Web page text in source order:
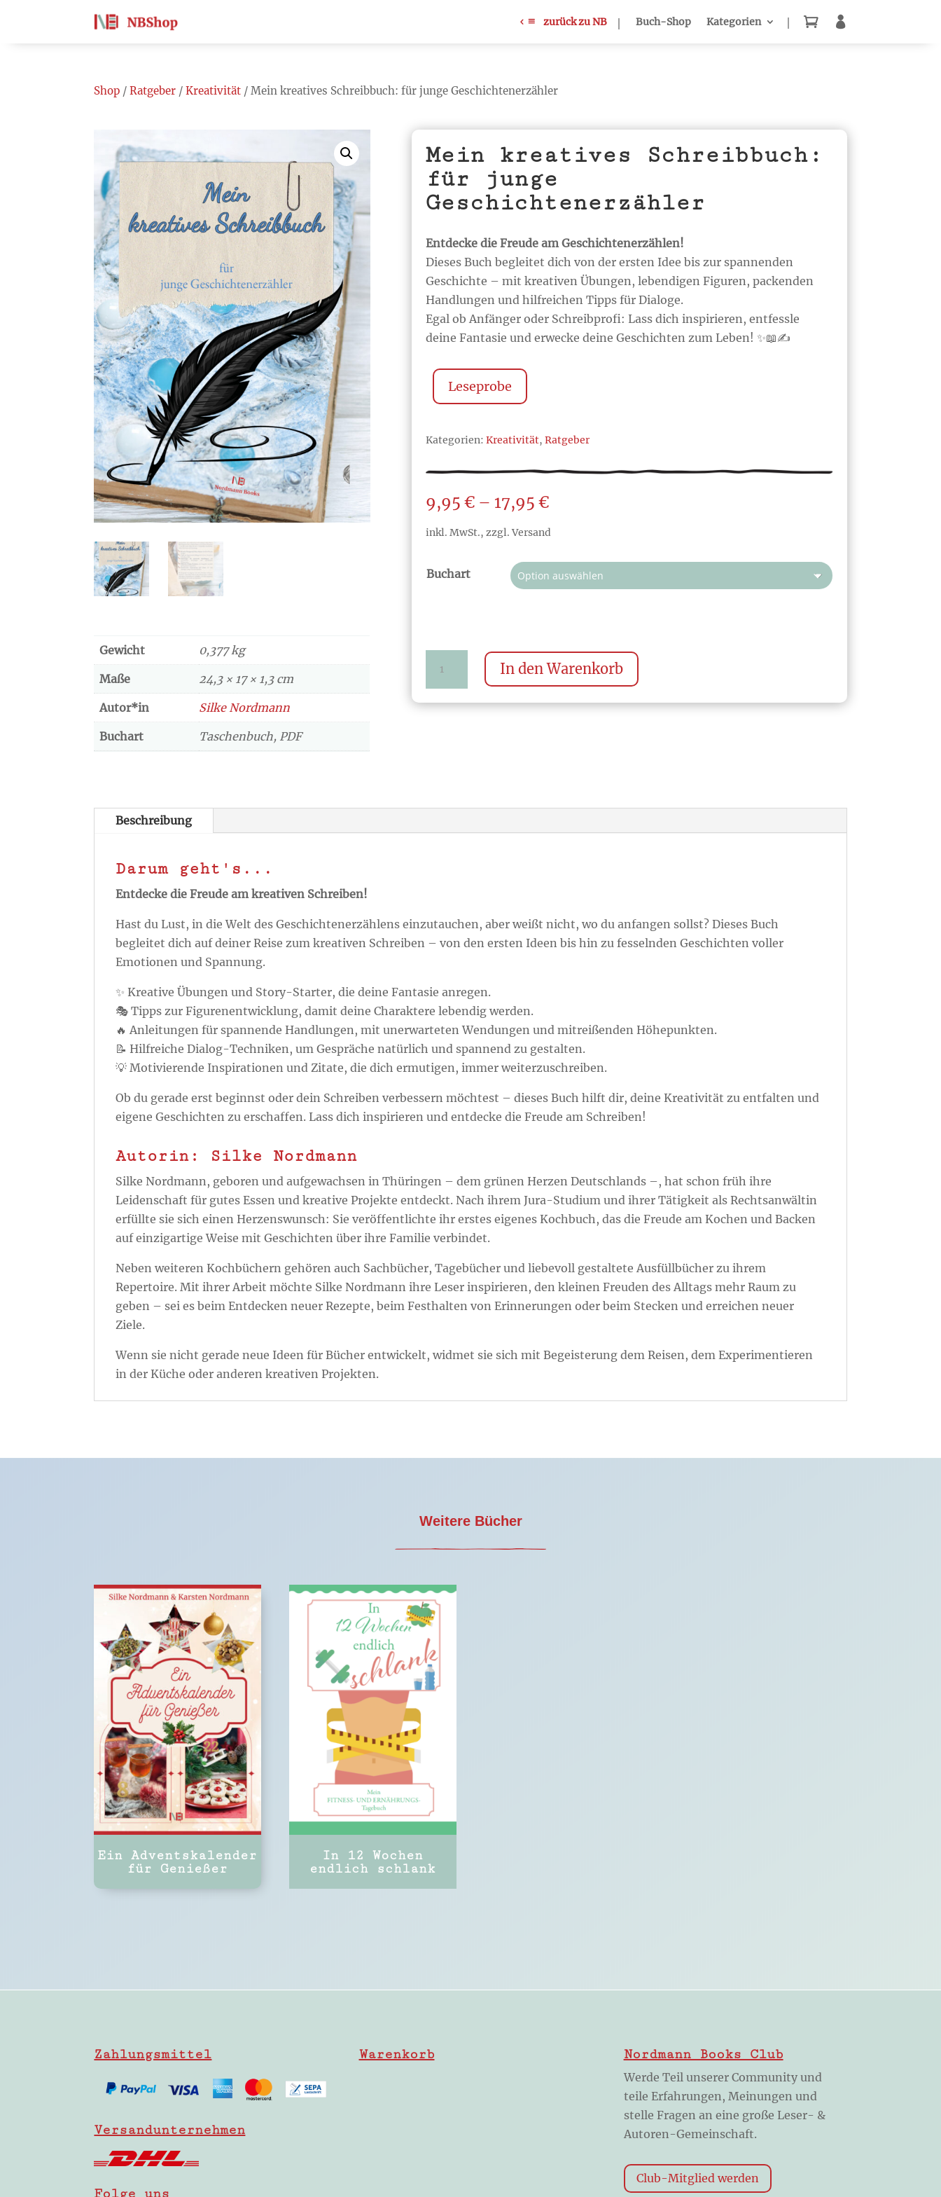
zurück zu NB Buch-Shop Kategorien  
Shop /Ratgeber /Kreativität / Mein kreatives Schreibbuch: für junge Geschichtenerzähler
Gewicht 0,377 kg
Maße 24,3 × 17 × 1,3 cm
Autor*in Silke Nordmann
Buchart Taschenbuch, PDF
Mein kreatives Schreibbuch:
für junge
Geschichtenerzähler
Entdecke die Freude am Geschichtenerzählen!
Dieses Buch begleitet dich von der ersten Idee bis zur spannenden
Geschichte – mit kreativen Übungen, lebendigen Figuren, packenden
Handlungen und hilfreichen Tipps für Dialoge.
Egal ob Anfänger oder Schreibprofi: Lass dich inspirieren, entfessle
deine Fantasie und erwecke deine Geschichten zum Leben! ✨📖✍️
Leseprobe
Kategorien:Kreativität,Ratgeber
9,95€ – 17,95€Preisspanne:
bis
17,95 €
inkl. MwSt., zzgl. Versand
Buchart
kreatives
In den Warenkorb
Beschreibung
Darum geht's...
Entdecke die Freude am kreativen Schreiben!
Hast du Lust, in die Welt des Geschichtenerzählens einzutauchen, aber weißt nicht, wo du anfangen sollst? Dieses Buch
begleitet dich auf deiner Reise zum kreativen Schreiben – von den ersten Ideen bis hin zu fesselnden Geschichten voller
Emotionen und Spannung.
✨Kreative Übungen und Story-Starter, die deine Fantasie anregen.
🎭Tipps zur Figurenentwicklung, damit deine Charaktere lebendig werden.
🔥 Anleitungen für spannende Handlungen , mit unerwarteten Wendungen und mitreißenden Höhepunkten.
📝 Hilfreiche Dialog-Techniken , um Gespräche natürlich und spannend zu gestalten.
💡 Motivierende Inspirationen und Zitate, die dich ermutigen, immer weiterzuschreiben.
Ob du gerade erst beginnst oder dein Schreiben verbessern möchtest – dieses Buch hilft dir, deine Kreativität zu entfalten und
eigene Geschichten zu erschaffen.Lass dich inspirieren und entdecke die Freude am Schreiben!
Autorin: Silke Nordmann
Silke Nordmann, geboren und aufgewachsen in Thüringen – dem grünen Herzen Deutschlands –, hat schon früh ihre
Leidenschaft für gutes Essen und kreative Projekte entdeckt. Nach ihrem Jura-Studium und ihrer Tätigkeit als Rechtsanwältin
erfüllte sie sich einen Herzenswunsch: Sie veröffentlichte ihr erstes eigenes Kochbuch, das die Freude am Kochen und Backen
auf einzigartige Weise mit Geschichten über ihre Familie verbindet.
Neben weiteren Kochbüchern gehören auch Sachbücher, Tagebücher und liebevoll gestaltete Ausfüllbücher zu ihrem
Repertoire. Mit ihrer Arbeit möchte Silke Nordmann ihre Leser inspirieren, den kleinen Freuden des Alltags mehr Raum zu
geben – sei es beim Entdecken neuer Rezepte, beim Festhalten von Erinnerungen oder beim Stecken und erreichen neuer
Ziele.
Wenn sie nicht gerade neue Ideen für Bücher entwickelt, widmet sie sich mit Begeisterung dem Reisen, dem Experimentieren
in der Küche oder anderen kreativen Projekten.
Weitere Bücher
Ein Adventskalender
für Genießer
In 12 Wochen
endlich schlank
Zahlungsmittel
Versandunternehmen
Folge uns
Warenkorb Nordmann Books Club
Werde Teil unserer Community und
teile Erfahrungen, Meinungen und
stelle Fragen an eine große Leser- &
Autoren-Gemeinschaft.
Club-Mitglied werden